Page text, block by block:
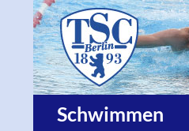
springen
Schwimmen